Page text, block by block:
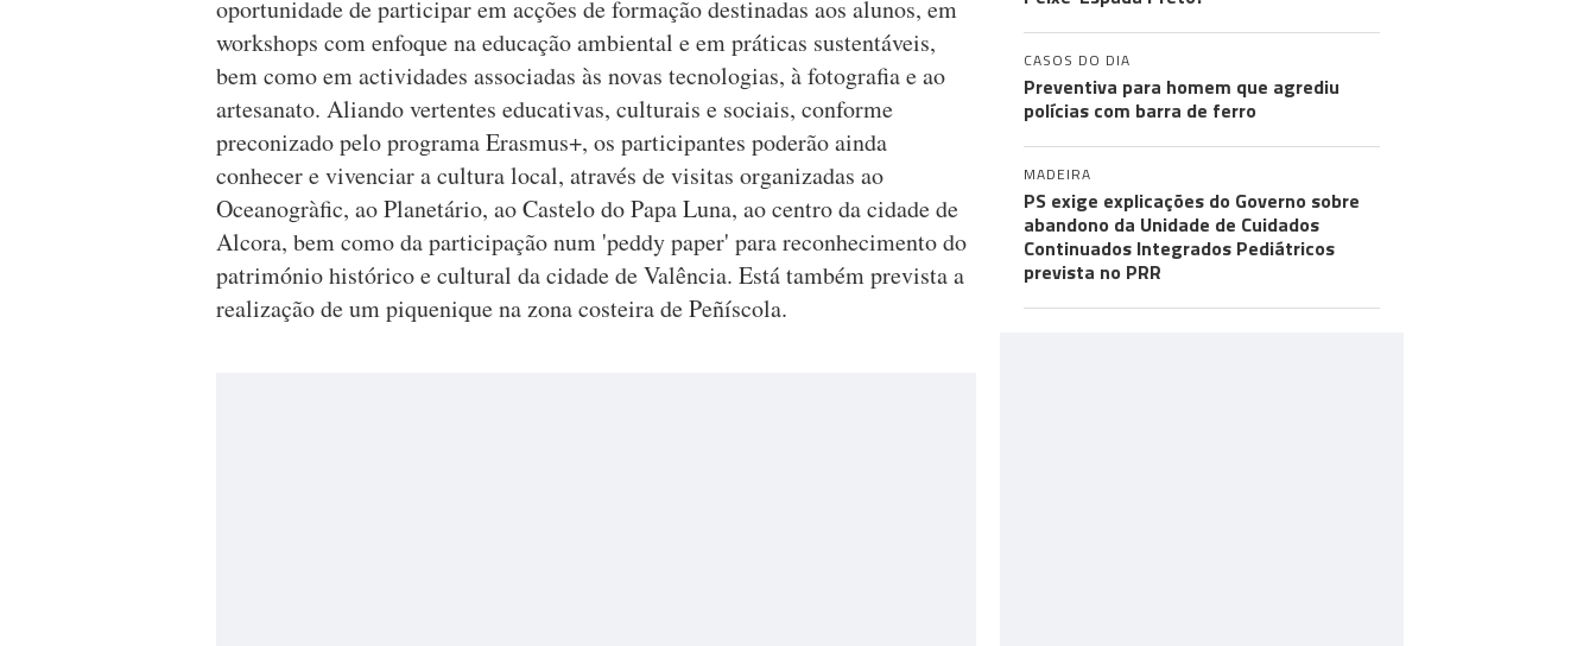
oportunidade de participar em acções de formação destinadas aos alunos, em
workshops com enfoque na educação ambiental e em práticas sustentáveis,
bem como em actividades associadas às novas tecnologias, à fotografia e ao
artesanato. Aliando vertentes educativas, culturais e sociais, conforme
preconizado pelo programa Erasmus+, os participantes poderão ainda
conhecer e vivenciar a cultura local, através de visitas organizadas ao
Oceanogràfic, ao Planetário, ao Castelo do Papa Luna, ao centro da cidade de
Alcora, bem como da participação num 'peddy paper' para reconhecimento do
património histórico e cultural da cidade de Valência. Está também prevista a
realização de um piquenique na zona costeira de Peñíscola.
CASOS DO DIA
Preventiva para homem que agrediu
polícias com barra de ferro
MADEIRA
PS exige explicações do Governo sobre
abandono da Unidade de Cuidados
Continuados Integrados Pediátricos
prevista no PRR